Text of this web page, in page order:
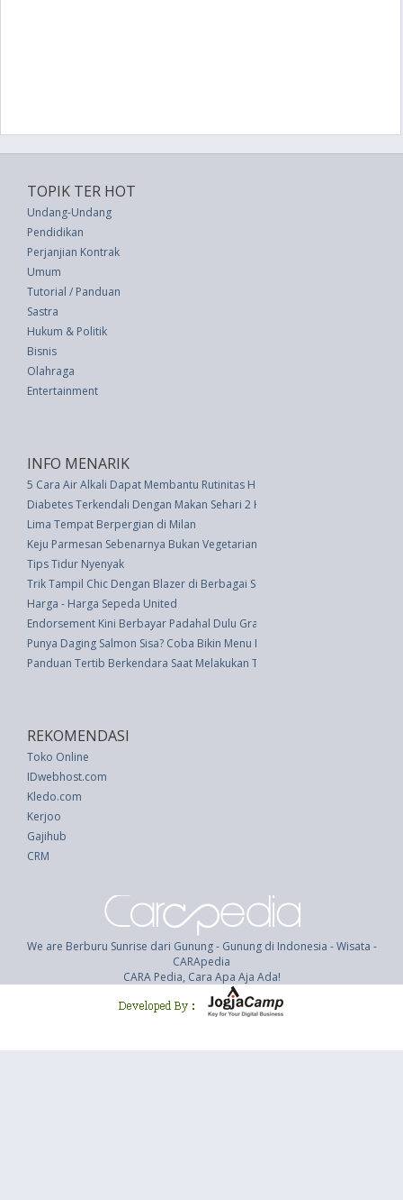
TOPIK TER HOT
Undang-Undang
Pendidikan
Perjanjian Kontrak
Umum
Tutorial / Panduan
Sastra
Hukum & Politik
Bisnis
Olahraga
Entertainment
INFO MENARIK
5 Cara Air Alkali Dapat Membantu Rutinitas Harian Anda
Diabetes Terkendali Dengan Makan Sehari 2 Kali
Lima Tempat Berpergian di Milan
Keju Parmesan Sebenarnya Bukan Vegetarian�Ini Yang Harus Diketahui
Tips Tidur Nyenyak
Trik Tampil Chic Dengan Blazer di Berbagai Suasana
Harga - Harga Sepeda United
Endorsement Kini Berbayar Padahal Dulu Gratis, Mengapa?
Punya Daging Salmon Sisa? Coba Bikin Menu Makan Malam Cepat dan
Panduan Tertib Berkendara Saat Melakukan Touring
REKOMENDASI
Toko Online
IDwebhost.com
Kledo.com
Kerjoo
Gajihub
CRM
We are Berburu Sunrise dari Gunung - Gunung di Indonesia - Wisata -
CARApedia
CARA Pedia, Cara Apa Aja Ada!